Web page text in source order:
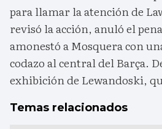
para llamar la atención de
revisó la acción, anuló el
amonestó a Mosquera con
codazo al central del Barça.
exhibición de Lewandoski,
Temas relacionados